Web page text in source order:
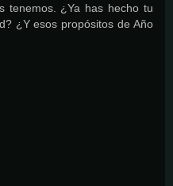
tenemos. ¿Ya has hecho tu
¿Y esos propósitos de Año